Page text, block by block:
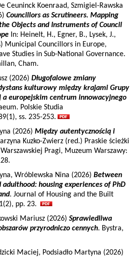
Ceuninck Koenraad, Szmigiel-Rawska
Councillors as Scrutineers. Mapping
Objects and Instruments of Council
In: Heinelt, H., Egner, B., Lysek, J.,
Municipal Councillors in Europe,
Studies in Sub-National Governance.
Cham.
(2026) Długofalowe zmiany
kulturowy między krajami Grupy
a europejskim centrum innowacyjnego
Polskie Studia
ss. 235-253.
(2026) Między autentycznością i
Kuzko-Zwierz (red.) Praskie ścieżki
Pragi, Muzeum Warszawy:
Wróblewska Nina (2026) Between
housing experiences of PhD
. Journal of Housing and the Built
pp. 23.
Mariusz (2026) Sprawiedliwa
przyrodniczo cennych. Bystra,
Maciej, Podsiadło Martyna (2026)